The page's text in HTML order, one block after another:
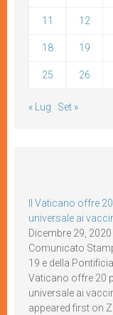
11 12
18 19
25 26
« Lug Set »
Il Vaticano offre
universale ai
Dicembre 29, 2020
Comunicato
19 e della
Vaticano offre 20
universale ai
appeared first on